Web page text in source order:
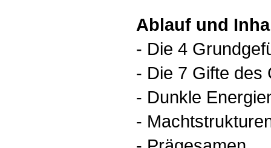
Ablauf und
- Die 4
- Die 7 Gifte des
- Dunkle
-